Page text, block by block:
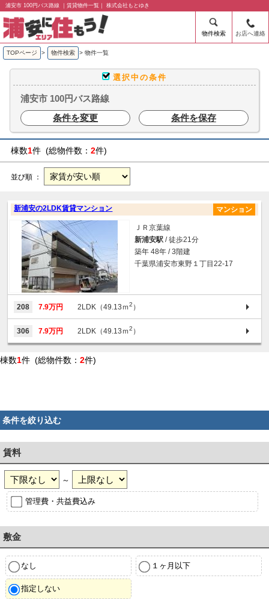
浦安市 100円バス路線 ｜賃貸物件一覧｜ 株式会社もとゆき
物件検索 お店へ連絡
TOPページ > 物件検索 > 物件一覧
選択中の条件
浦安市 100円バス路線
条件を変更
条件を保存
棟数1件 (総物件数： 2件)
並び順 ：
新浦安の2LDK賃貸マンション マンション
ＪＲ京葉線
新浦安駅 / 徒歩21分
築年 48年 / 3階建
千葉県浦安市東野１丁目22-17
208 7.9万円 2LDK（49.13ｍ2 ）
306 7.9万円 2LDK（49.13ｍ2 ）
棟数1件 (総物件数： 2件)
条件を絞り込む
賃料
～
管理費・共益費込み
敷金
なし １ヶ月以下
指定しない